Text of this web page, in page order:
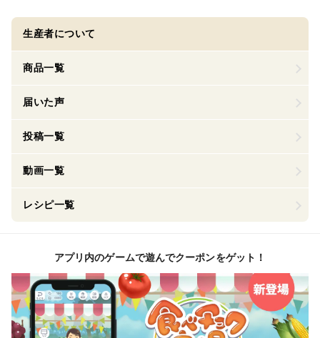
生産者について
商品一覧
届いた声
投稿一覧
動画一覧
レシピ一覧
アプリ内のゲームで遊んでクーポンをゲット！